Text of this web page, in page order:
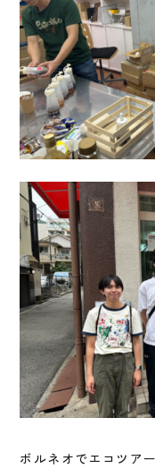
ボルネオでエコツア